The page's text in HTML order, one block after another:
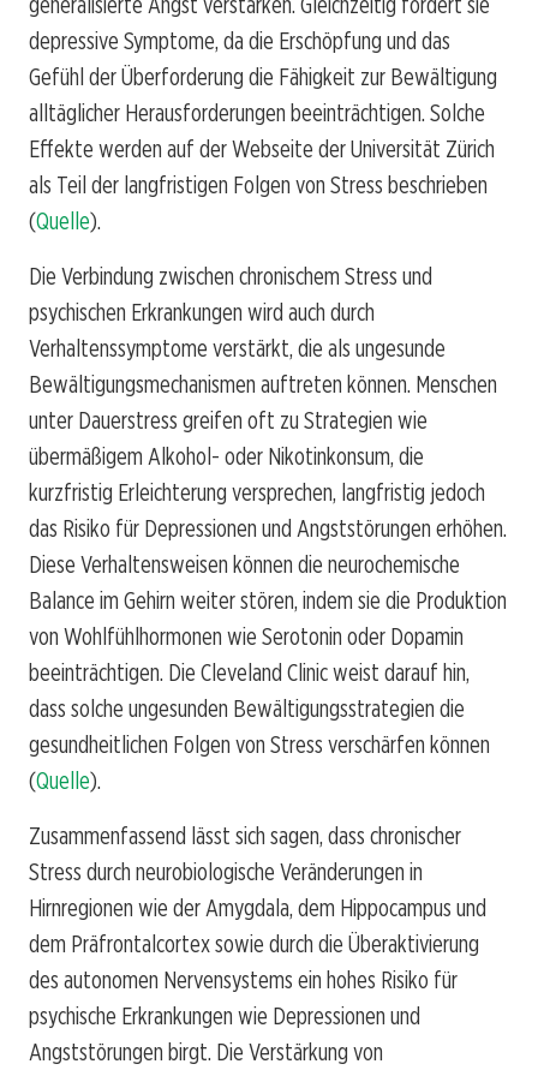
depressive Symptome, da die Erschöpfung und das
Gefühl der Überforderung die Fähigkeit zur Bewältigung
alltäglicher Herausforderungen beeinträchtigen. Solche
Effekte werden auf der Webseite der Universität Zürich
als Teil der langfristigen Folgen von Stress beschrieben
(Quelle).
Die Verbindung zwischen chronischem Stress und
psychischen Erkrankungen wird auch durch
Verhaltenssymptome verstärkt, die als ungesunde
Bewältigungsmechanismen auftreten können. Menschen
unter Dauerstress greifen oft zu Strategien wie
übermäßigem Alkohol- oder Nikotinkonsum, die
kurzfristig Erleichterung versprechen, langfristig jedoch
das Risiko für Depressionen und Angststörungen erhöhen.
Diese Verhaltensweisen können die neurochemische
Balance im Gehirn weiter stören, indem sie die Produktion
von Wohlfühlhormonen wie Serotonin oder Dopamin
beeinträchtigen. Die Cleveland Clinic weist darauf hin,
dass solche ungesunden Bewältigungsstrategien die
gesundheitlichen Folgen von Stress verschärfen können
(Quelle).
Zusammenfassend lässt sich sagen, dass chronischer
Stress durch neurobiologische Veränderungen in
Hirnregionen wie der Amygdala, dem Hippocampus und
dem Präfrontalcortex sowie durch die Überaktivierung
des autonomen Nervensystems ein hohes Risiko für
psychische Erkrankungen wie Depressionen und
Angststörungen birgt. Die Verstärkung von